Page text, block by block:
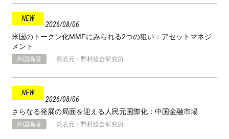
2026 08 06
米国のトークン化MMFにみられる2つの狙い：アセットマネジ
メント
外国為替 発表元：野村総合研究所
2026 08 06
さらなる発展の局面を迎える人民元国際化：中国金融市場
外国為替 発表元：野村総合研究所